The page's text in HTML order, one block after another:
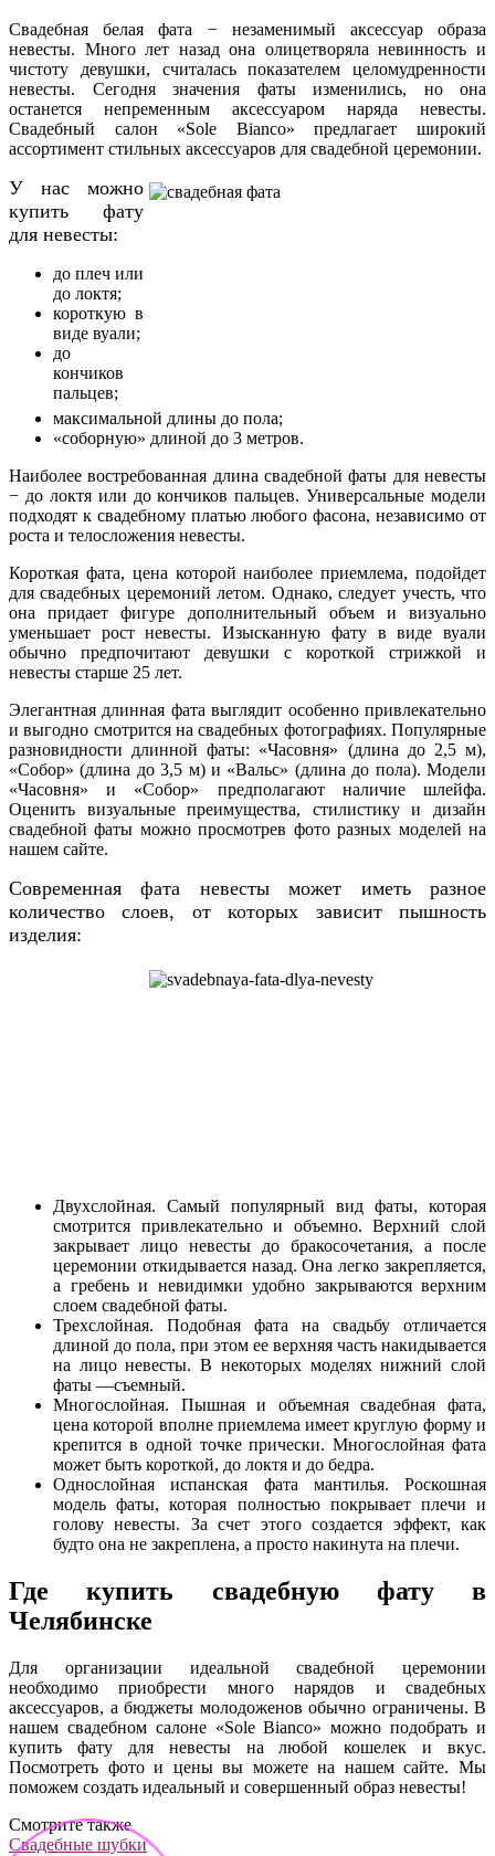
Свадебная белая фата − незаменимый аксессуар образа
невесты. Много лет назад она олицетворяла невинность и
чистоту девушки, считалась показателем целомудренности
невесты. Сегодня значения фаты изменились, но она
останется непременным аксессуаром наряда невесты.
Свадебный салон «Sole Bianco» предлагает широкий
ассортимент стильных аксессуаров для свадебной церемонии.
У нас можно
купить фату
для невесты:
до плеч или
до локтя;
короткую в
виде вуали;
до
кончиков
пальцев;
максимальной длины до пола;
«соборную» длиной до 3 метров.
Наиболее востребованная длина свадебной фаты для невесты
− до локтя или до кончиков пальцев. Универсальные модели
подходят к свадебному платью любого фасона, независимо от
роста и телосложения невесты.
Короткая фата, цена которой наиболее приемлема, подойдет
для свадебных церемоний летом. Однако, следует учесть, что
она придает фигуре дополнительный объем и визуально
уменьшает рост невесты. Изысканную фату в виде вуали
обычно предпочитают девушки с короткой стрижкой и
невесты старше 25 лет.
Элегантная длинная фата выглядит особенно привлекательно
и выгодно смотрится на свадебных фотографиях. Популярные
разновидности длинной фаты: «Часовня» (длина до 2,5 м),
«Собор» (длина до 3,5 м) и «Вальс» (длина до пола). Модели
«Часовня» и «Собор» предполагают наличие шлейфа.
Оценить визуальные преимущества, стилистику и дизайн
свадебной фаты можно просмотрев фото разных моделей на
нашем сайте.
Современная фата невесты может иметь разное
количество слоев, от которых зависит пышность
изделия:
Двухслойная. Самый популярный вид фаты, которая
смотрится привлекательно и объемно. Верхний слой
закрывает лицо невесты до бракосочетания, а после
церемонии откидывается назад. Она легко закрепляется,
а гребень и невидимки удобно закрываются верхним
слоем свадебной фаты.
Трехслойная. Подобная фата на свадьбу отличается
длиной до пола, при этом ее верхняя часть накидывается
на лицо невесты. В некоторых моделях нижний слой
фаты —съемный.
Многослойная. Пышная и объемная свадебная фата,
цена которой вполне приемлема имеет круглую форму и
крепится в одной точке прически. Многослойная фата
может быть короткой, до локтя и до бедра.
Однослойная испанская фата мантилья. Роскошная
модель фаты, которая полностью покрывает плечи и
голову невесты. За счет этого создается эффект, как
будто она не закреплена, а просто накинута на плечи.
Где купить свадебную фату в
Челябинске
Для организации идеальной свадебной церемонии
необходимо приобрести много нарядов и свадебных
аксессуаров, а бюджеты молодоженов обычно ограничены. В
нашем свадебном салоне «Sole Bianco» можно подобрать и
купить фату для невесты на любой кошелек и вкус.
Посмотреть фото и цены вы можете на нашем сайте. Мы
поможем создать идеальный и совершенный образ невесты!
Смотрите также
Свадебные шубки